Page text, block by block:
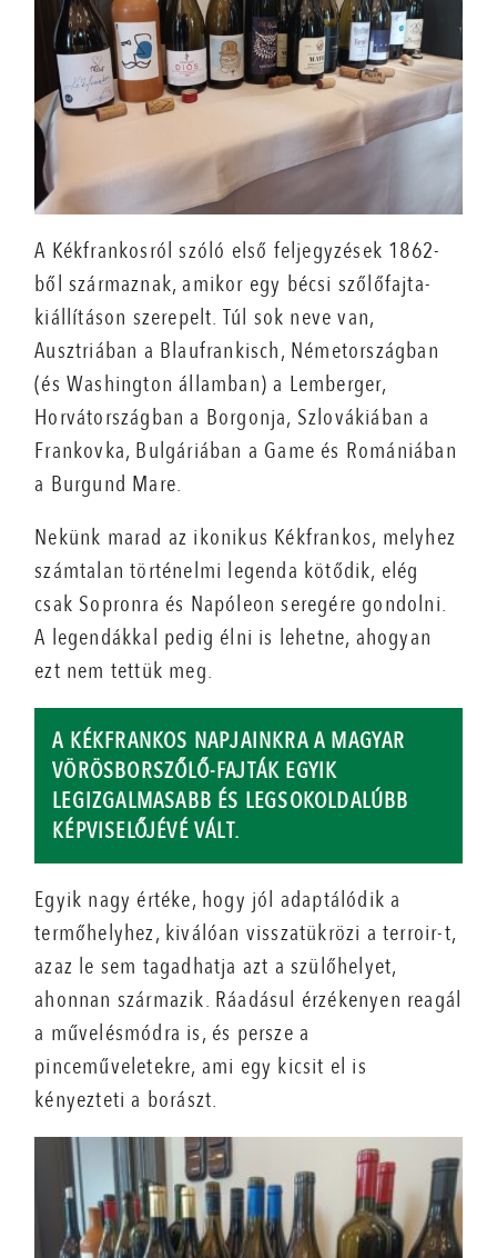
A Kékfrankosról szóló első feljegyzések 1862-
ből származnak, amikor egy bécsi szőlőfajta-
kiállításon szerepelt. Túl sok neve van,
Ausztriában a Blaufrankisch, Németországban
(és Washington államban) a Lemberger,
Horvátországban a Borgonja, Szlovákiában a
Frankovka, Bulgáriában a Game és Romániában
a Burgund Mare.
Nekünk marad az ikonikus Kékfrankos, melyhez
számtalan történelmi legenda kötődik, elég
csak Sopronra és Napóleon seregére gondolni.
A legendákkal pedig élni is lehetne, ahogyan
ezt nem tettük meg.
A KÉKFRANKOS NAPJAINKRA A MAGYAR
VÖRÖSBORSZŐLŐ-FAJTÁK EGYIK
LEGIZGALMASABB ÉS LEGSOKOLDALÚBB
KÉPVISELŐJÉVÉ VÁLT.
Egyik nagy értéke, hogy jól adaptálódik a
termőhelyhez, kiválóan visszatükrözi a terroir-t,
azaz le sem tagadhatja azt a szülőhelyet,
ahonnan származik. Ráadásul érzékenyen reagál
a művelésmódra is, és persze a
pinceműveletekre, ami egy kicsit el is
kényezteti a borászt.